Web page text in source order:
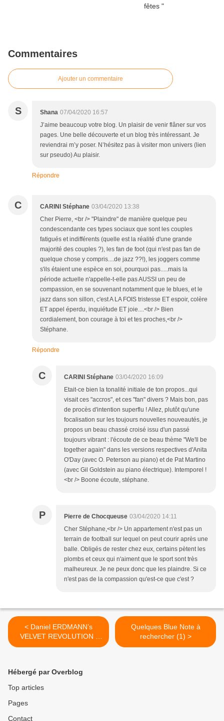
Commentaires
Ajouter un commentaire
S Shana 07/04/2020 16:57
J’aime beaucoup votre blog. Un plaisir de venir flâner sur vos
pages. Une belle découverte et un blog très intéressant. Je
reviendrai m’y poser. N’hésitez pas à visiter mon univers (lien
sur pseudo) Au plaisir.
Répondre
C CARINI Stéphane 03/04/2020 13:38
Cher Pierre, <br /> "Plaindre" de manière quelque peu
condescendante ces types sociaux que sont les couples
fatigués et indifférents (quelle est la réalité d'une grande
majorité des couples ?), les fan de foot (qui n'est pas fan de
quelque chose y compris....de jazz ??!), les joggers comme
s'ils étaient une espèce en soi, pourquoi pas.....mais la
période actuelle n'appelle-t-elle pas AUSSI un peu de
compassion, en se souvenant notamment que le blues, et le
jazz dans son sillon, c'est A LA FOIS tristesse ET espoir, colère
ET appel éperdu, inquiétude ET joie....<br /> Bien
cordialement, bon courage à toi et tes proches,<br />
Stéphane.
Répondre
C CARINI Stéphane 03/04/2020 16:09
Etait-ce bien la tonalité initiale de ton propos...qui
visait ces "accros", et ces "fan" divers ? Mais bon, pas
de procès d'intention superflu ! Allez, plutôt qu'une
focalisation sur les toujours nouvelles nouveautés, je
propos un beau chassé croisé issu d'un passé
toujours vibrant : l'écoute de ce beau thème "We'll be
together again" dans les versions respectives d'Anita
O'Day (avec O. Peterson au piano) et de Pat Martino
(avec Gil Goldstein au piano électrique). Intemporel !
<br /> Boone écoute, stéphane.
P Pierre de Chocqueuse 03/04/2020 14:11
Cher Stéphane,<br /> Un appartement n'est pas un
terrain de football sur lequel on peut courir après une
balle. Obligés de rester chez eux, certains pètent les
plombs et ceux qui n'aiment que le sport sont très
malheureux. Je ne peux donc que les plaindre. Si ce
n'est pas de la compassion qu'est-ce que c'est ?
< Daniel ERDMANN’s
VELVET REVOLUTION :
“Won’t Put No Flag Out”
Quelques Blue Note à
rechercher (1) >
Hébergé par Overblog
Top articles
Pages
Contact